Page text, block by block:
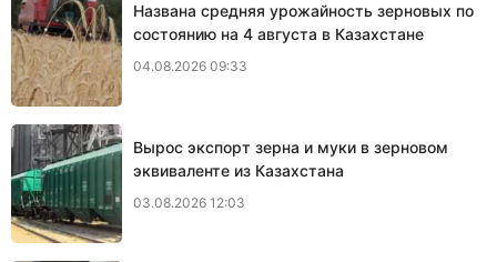
Названа средняя урожайность зерновых по
состоянию на 4 августа в Казахстане
04.08.2026 09:33
Вырос экспорт зерна и муки в зерновом
эквиваленте из Казахстана
03.08.2026 12:03